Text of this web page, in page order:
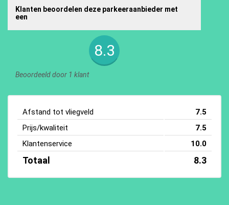
Klanten beoordelen deze parkeeraanbieder met
een
8.3
Beoordeeld door 1 klant
Afstand tot vliegveld
7.5
Prijs/kwaliteit
7.5
Klantenservice
10.0
Totaal 8.3